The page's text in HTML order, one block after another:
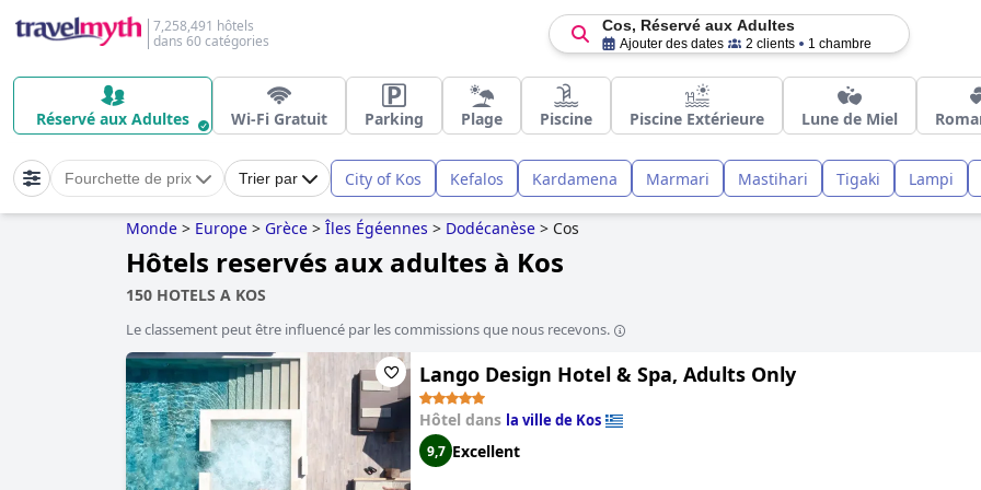
7,258,491 hôtels
dans 60 catégories
Cos, Réservé aux Adultes
Ajouter des dates 2 clients 1 chambre
Réservé aux Adultes Wi-Fi Gratuit Parking Plage Piscine Piscine Extérieure Lune de Miel
Fourchette de prix Trier par City of Kos Kefalos Kardamena Marmari Mastihari Tigaki Lampi
Monde > Europe > Grèce > Îles Égéennes > Dodécanèse > Cos
Hôtels reservés aux adultes à Kos
150 HOTELS A KOS
Le classement peut être influencé par les commissions que nous recevons.
Lango Design Hotel & Spa, Adults Only
Hôtel dans la ville de Kos
9,7 Excellent